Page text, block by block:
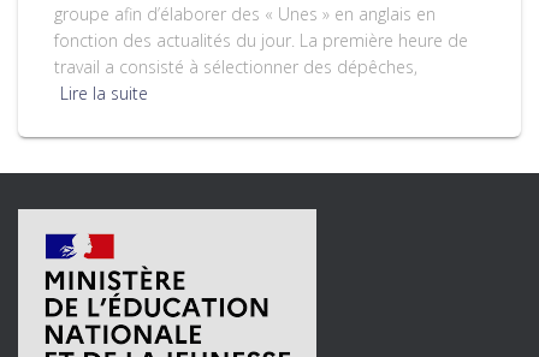
groupe afin d’élaborer des « Unes » en anglais en
fonction des actualités du jour. La première heure de
travail a consisté à sélectionner des dépêches,
Lire la suite